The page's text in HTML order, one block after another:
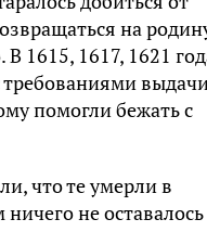
на
1615, 1617, 1621
требованиями
помогли бежать с
что те умерли в
не